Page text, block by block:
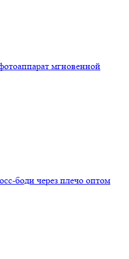
мгновенной
боди через плечо оптом